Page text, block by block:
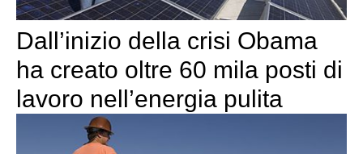
Dall’inizio della crisi Obama
ha creato oltre 60 mila posti di
lavoro nell’energia pulita